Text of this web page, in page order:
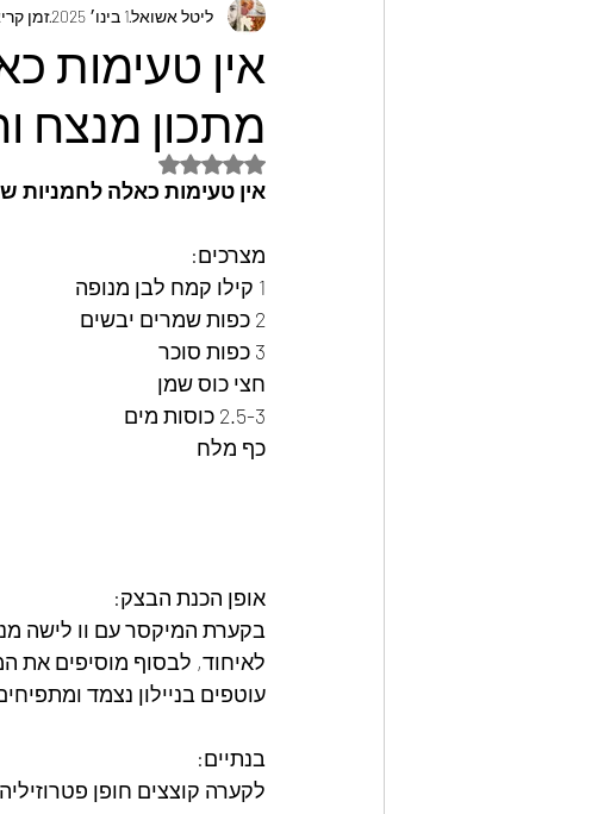
אין טעימות
מתכון מנצח
ליטל אשואל1 בינו׳ 2025 זמן קריאה
דירוג של NaN מתוך 5 כוכבים
אין טעימות כאלה לחמניות
מצרכים:
1 קילו קמח לבן מנופה
2 כפות שמרים יבשים
3 כפות סוכר
חצי כוס שמן
2.5-3 כוסות מים
כף מלח
אופן הכנת הבצק:
בקערת המיקסר עם וו לישה
לאיחוד, לבסוף מוסיפים את
עוטפים בניילון נצמד
בנתיים:
לקערה קוצצים חופן פטרוזיליה, 6-7 שיני שום כתושות, מלח ו4-5 כפות שמן